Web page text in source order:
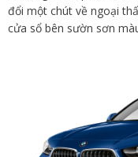
đổi một chút về ngoại
cửa sổ bên sườn sơn